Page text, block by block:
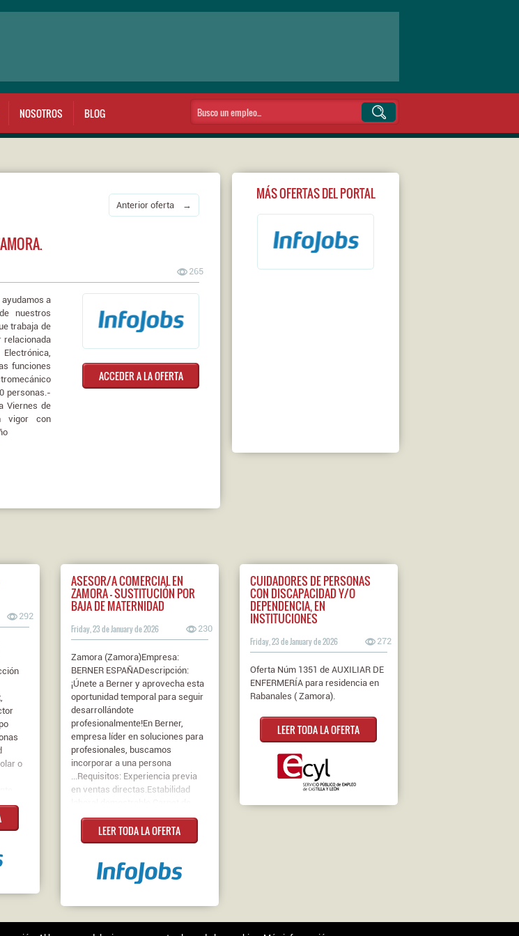
NOSOTROS BLOG
Anterior oferta →
265
ayudamos a
nuestros
trabaja de
relacionada
funciones
personas.-
Viernes de
vigor con
ACCEDER A LA OFERTA
MÁS OFERTAS DEL PORTAL
292
o
ASESOR/A COMERCIAL EN
ZAMORA - SUSTITUCIÓN POR
BAJA DE MATERNIDAD
Friday, 23 de January de 2026 230
Zamora (Zamora)Empresa:
BERNER ESPAÑADescripción:
¡Únete a Berner y aprovecha esta
oportunidad temporal para seguir
desarrollándote
profesionalmente!En Berner,
empresa líder en soluciones para
profesionales, buscamos
incorporar a una persona
...Requisitos: Experiencia previa
en ventas directas.Estabilidad
conducir vigente y disponibilidad
para desplazamientos
frecuentes.Residencia próxima a
comercial.Contrato: De duración
determinadaJornada:
Bruto/año
LEER TODA LA OFERTA
CUIDADORES DE PERSONAS
CON DISCAPACIDAD Y/O
DEPENDENCIA, EN
INSTITUCIONES
Friday, 23 de January de 2026 272
Oferta Núm 1351 de AUXILIAR DE
ENFERMERÍA para residencia en
Rabanales ( Zamora).
LEER TODA LA OFERTA